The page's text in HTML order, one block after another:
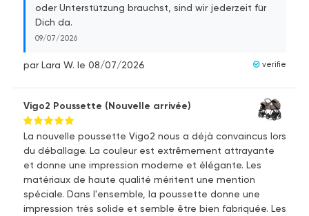
oder Unterstützung brauchst, sind wir jederzeit für
Dich da.
09/07/2026
par Lara W. le 08/07/2026 verifie
Vigo2 Poussette (Nouvelle arrivée)
La nouvelle poussette Vigo2 nous a déjà convaincus lors
du déballage. La couleur est extrêmement attrayante
et donne une impression moderne et élégante. Les
matériaux de haute qualité méritent une mention
spéciale. Dans l'ensemble, la poussette donne une
impression très solide et semble être bien fabriquée. Les